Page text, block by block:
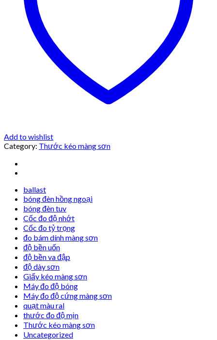
Add to wishlist
Category: Thước kéo màng sơn
ballast
bóng đèn hồng ngoại
bóng đèn tuv
Cốc đo độ nhớt
Cốc đo tỷ trọng
đo bám dính màng sơn
độ bền uốn
độ bền va đập
độ dày sơn
Giấy kéo màng sơn
Máy đo độ bóng
Máy đo độ cứng màng sơn
quạt màu ral
thước đo độ mịn
Thước kéo màng sơn
Uncategorized